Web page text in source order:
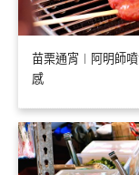
苗栗通宵︱阿明師
感